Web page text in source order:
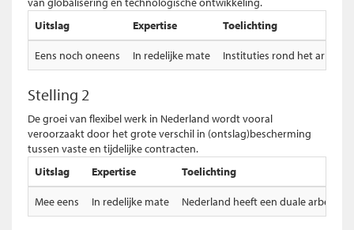
Uitslag
Expertise Toelichting
Eens noch oneens In redelijke mate Instituties rond het
Stelling 2
De groei van flexibel werk in Nederland wordt vooral
veroorzaakt door het grote verschil in (ontslag)bescherming
tussen vaste en tijdelijke contracten.
Uitslag
Expertise Toelichting
Mee eens In redelijke mate Nederland heeft een duale